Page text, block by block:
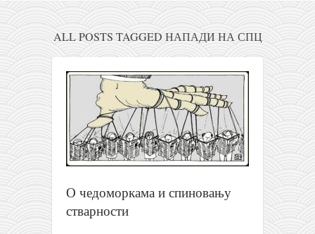
интернет пословање
исхраном до здравља
мој хаику
моменти и места
бонус садржај
светлопис
законоправило
духовни отац
православље
забрањена историја
ALL POSTS TAGGED НАПАДИ НА СПЦ
О чедоморкама и спиновању
стварности